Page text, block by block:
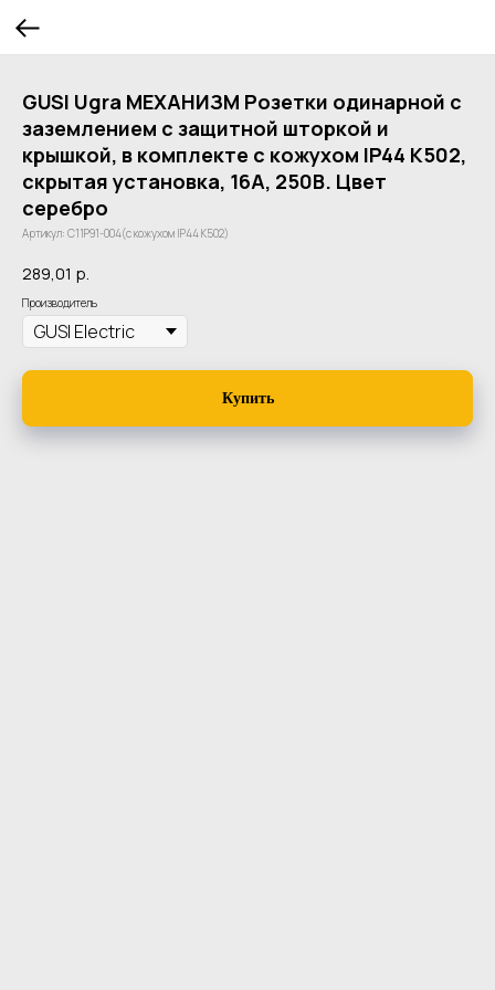
GUSI Ugra МЕХАНИЗМ Розетки одинарной с
заземлением с защитной шторкой и
крышкой, в комплекте с кожухом IP44 К502,
скрытая установка, 16А, 250В. Цвет
серебро
Артикул: С11Р91-004(с кожухом IP44 К502)
289,01 р.
Производитель
Купить